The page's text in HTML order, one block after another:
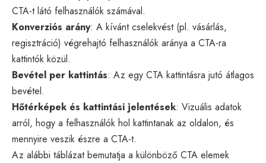
CTA-t látó felhasználók számával.
Konverziós arány: A kívánt cselekvést (pl. vásárlás,
regisztráció) végrehajtó felhasználók aránya a CTA-ra
kattintók közül.
Bevétel per kattintás: Az egy CTA kattintásra jutó átlagos
bevétel.
Hőtérképek és kattintási jelentések: Vizuális adatok
arról, hogy a felhasználók hol kattintanak az oldalon, és
mennyire veszik észre a CTA-t.
Az alábbi táblázat bemutatja a különböző CTA elemek